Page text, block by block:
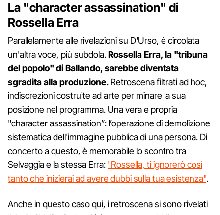
La "character assassination" di
Rossella Erra
Parallelamente alle rivelazioni su D'Urso, è circolata
un'altra voce, più subdola.Rossella Erra, la "tribuna
del popolo" di Ballando, sarebbe diventata
sgradita alla produzione. Retroscena filtrati ad hoc,
indiscrezioni costruite ad arte per minare la sua
posizione nel programma. Una vera e propria
"character assassination”: l’operazione di demolizione
sistematica dell'immagine pubblica di una persona. Di
concerto a questo, è memorabile lo scontro tra
Selvaggia e la stessa Erra: "Rossella, ti ignorerò così
tanto che inizierai ad avere dubbi sulla tua esistenza".
Anche in questo caso qui, i retroscena si sono rivelati